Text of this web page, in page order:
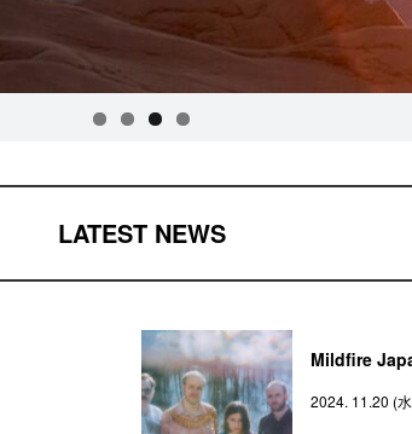
LATEST NEWS
Mildfire
2024. 11.20 (